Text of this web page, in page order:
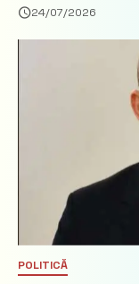
24/07/2026
POLITICĂ